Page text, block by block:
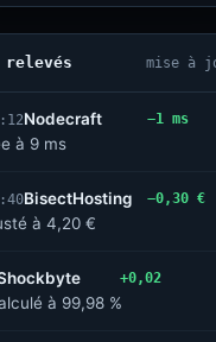
relevés mise à
Nodecraft
à 9 ms
−1 ms
BisectHosting
à 4,20 €
−0,30 €
à 99,98 %
+0,02